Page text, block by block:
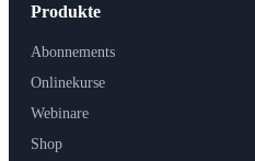
Produkte
Abonnements
Onlinekurse
Webinare
Shop